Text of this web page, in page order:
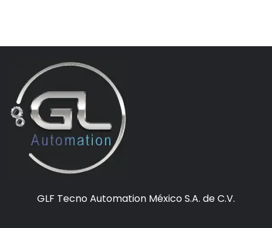
GLF Tecno Automation México S.A. de C.V.